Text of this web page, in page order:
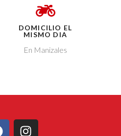
DOMICILIO EL
MISMO DIA
En Manizales